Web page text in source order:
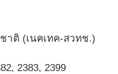
าติ (เนคเทค-สวทช.)
2383, 2399